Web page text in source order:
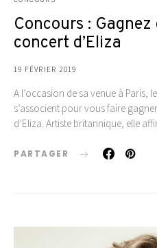
Concours :
concert d’Eliza
19 FÉVRIER 2019
A l’occasion de sa venue à Paris,
s’associent pour vous faire
d’Eliza. Artiste britannique, elle
PARTAGER